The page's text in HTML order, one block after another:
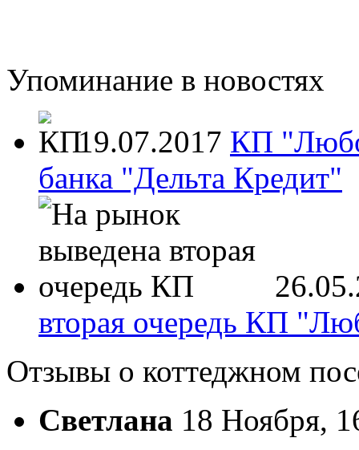
Упоминание в новостях
19.07.2017 КП
банка "Дельта Кредит"
вторая очередь КП
Отзывы о коттеджном
Светлана 18 Ноября,